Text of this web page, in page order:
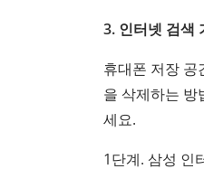
3. 인터넷 검색
휴대폰 저장 공
을 삭제하는 방
세요.
1단계. 삼성 인